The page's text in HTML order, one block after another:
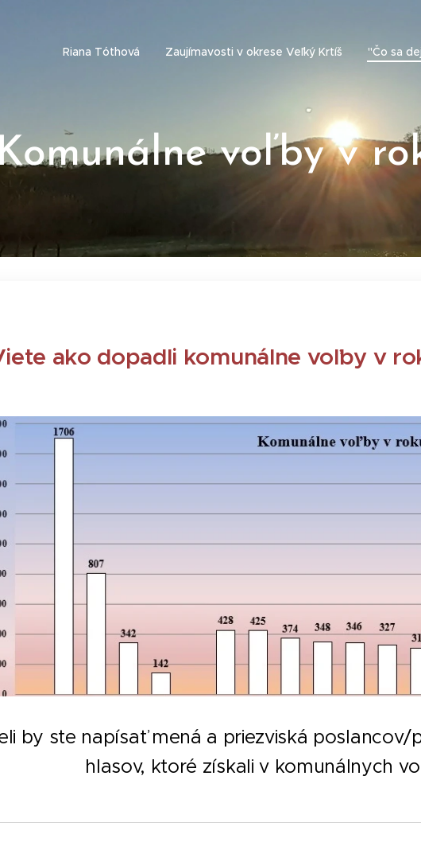
Riana Tóthová Zaujímavosti v okrese Veľký Krtíš "Čo sa
voľby v
ako dopadli komunálne voľby v
by ste napísať mená a priezviská
hlasov, ktoré získali v komunálnych